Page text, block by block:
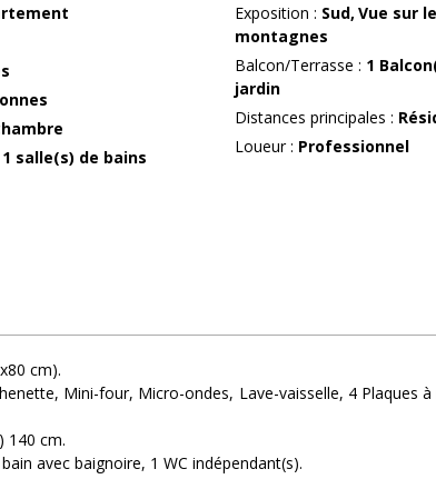
1 salle(s) de bains
Exposition : Sud Vue sur
montagnes
Balcon/Terrasse : 1
jardin
Distances principales :
Loueur: Professionnel
cm)
Mini-four Micro-ondes Lave-vaisselle 4 Plaques
140 cm
avec baignoire 1 WC indépendant(s)